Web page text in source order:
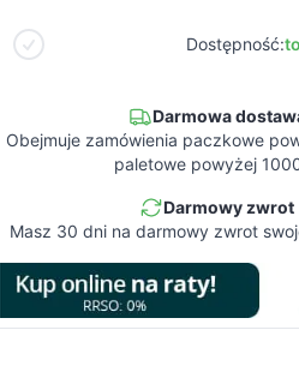
Dostępność:
Darmowa
Obejmuje zamówienia paczkowe
paletowe powyżej
Darmowy zwrot
Masz 30 dni na darmowy zwrot